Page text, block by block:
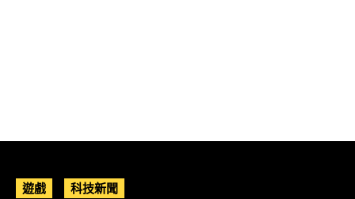
遊戲 科技新聞